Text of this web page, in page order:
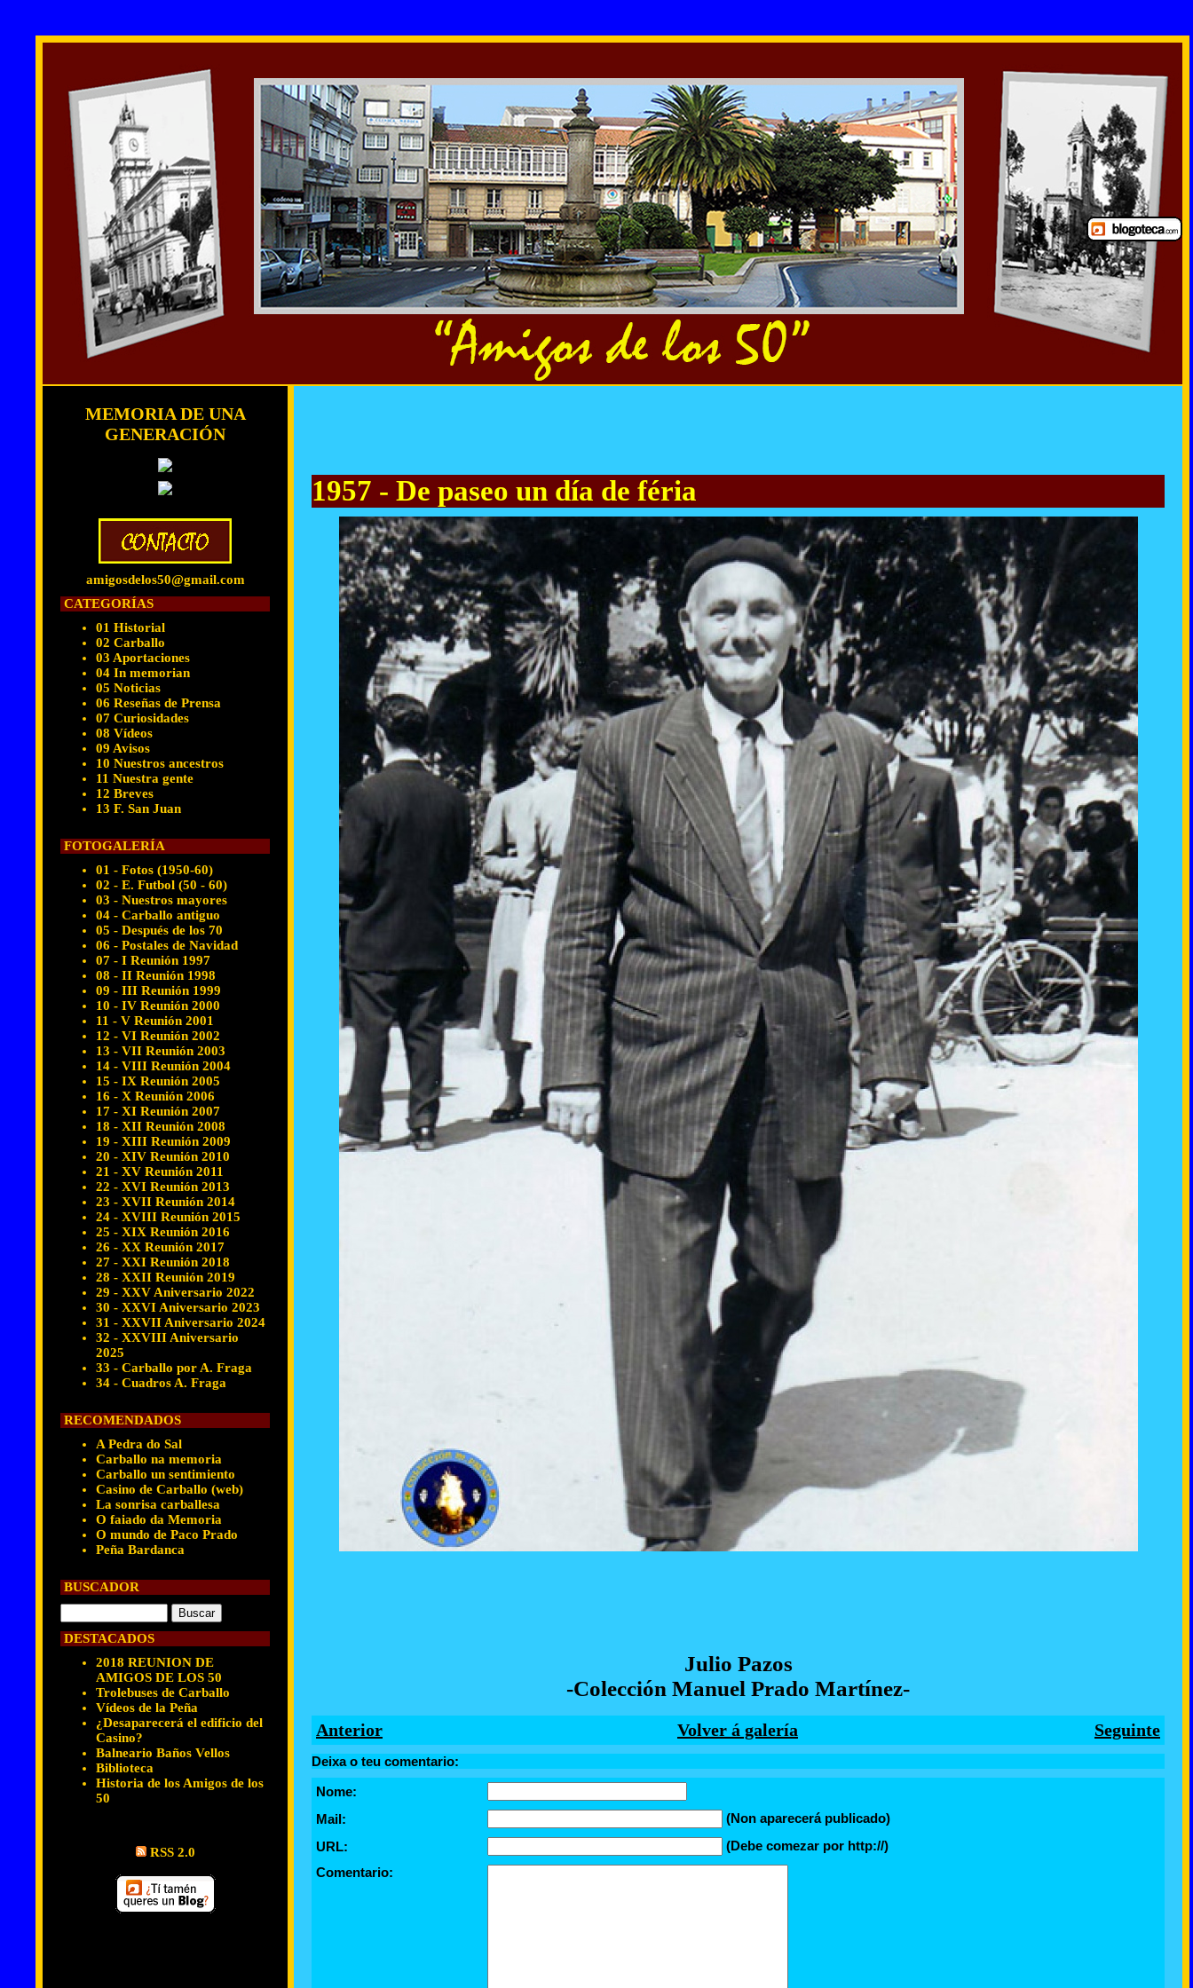
MEMORIA DE UNA
GENERACIÓN
amigosdelos50@gmail.com
CATEGORÍAS
01 Historial
02 Carballo
03 Aportaciones
04 In memorian
05 Noticias
06 Reseñas de Prensa
07 Curiosidades
08 Vídeos
09 Avisos
10 Nuestros ancestros
11 Nuestra gente
12 Breves
13 F. San Juan
FOTOGALERÍA
01 - Fotos (1950-60)
02 - E. Futbol (50 - 60)
03 - Nuestros mayores
04 - Carballo antiguo
05 - Después de los 70
06 - Postales de Navidad
07 - I Reunión 1997
08 - II Reunión 1998
09 - III Reunión 1999
10 - IV Reunión 2000
11 - V Reunión 2001
12 - VI Reunión 2002
13 - VII Reunión 2003
14 - VIII Reunión 2004
15 - IX Reunión 2005
16 - X Reunión 2006
17 - XI Reunión 2007
18 - XII Reunión 2008
19 - XIII Reunión 2009
20 - XIV Reunión 2010
21 - XV Reunión 2011
22 - XVI Reunión 2013
23 - XVII Reunión 2014
24 - XVIII Reunión 2015
25 - XIX Reunión 2016
26 - XX Reunión 2017
27 - XXI Reunión 2018
28 - XXII Reunión 2019
29 - XXV Aniversario 2022
30 - XXVI Aniversario 2023
31 - XXVII Aniversario 2024
32 - XXVIII Aniversario
2025
33 - Carballo por A. Fraga
34 - Cuadros A. Fraga
RECOMENDADOS
A Pedra do Sal
Carballo na memoria
Carballo un sentimiento
Casino de Carballo (web)
La sonrisa carballesa
O faiado da Memoria
O mundo de Paco Prado
Peña Bardanca
BUSCADOR
DESTACADOS
2018 REUNION DE
AMIGOS DE LOS 50
Trolebuses de Carballo
Vídeos de la Peña
¿Desaparecerá el edificio del
Casino?
Balneario Baños Vellos
Biblioteca
Historia de los Amigos de los
50
RSS 2.0
1957 - De paseo un día de féria
Julio Pazos
-Colección Manuel Prado Martínez-
Anterior Volver á galería Seguinte
Deixa o teu comentario:
Nome:
Mail:
(Non aparecerá publicado)
URL:
(Debe comezar por http://)
Comentario: